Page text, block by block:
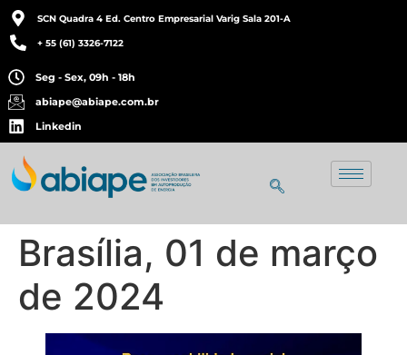
SCN Quadra 4 Ed. Centro Empresarial Varig Sala 201-A
+ 55 (61) 3326-7122
Seg - Sex, 09h - 18h
abiape@abiape.com.br
Linkedin
Brasília, 01 de março
de 2024